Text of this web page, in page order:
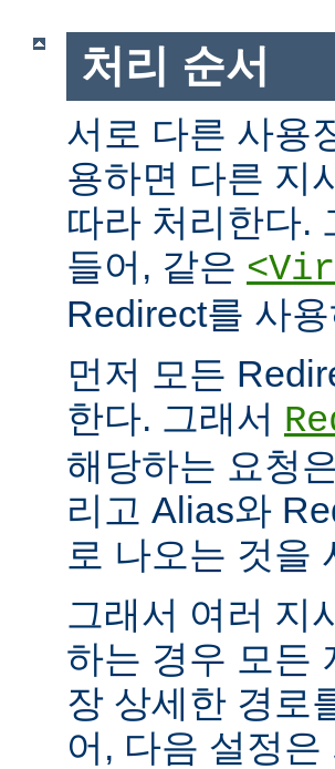
처리 순서
서로 다른 사용
용하면 다른 지
따라 처리한다.
들어, 같은
Redirect를 사
먼저 모든
한다. 그래서
해당하는 요청
리고 Alias와
로 나오는 것을
그래서 여러 지
하는 경우 모든
장 상세한 경로
어, 다음 설정